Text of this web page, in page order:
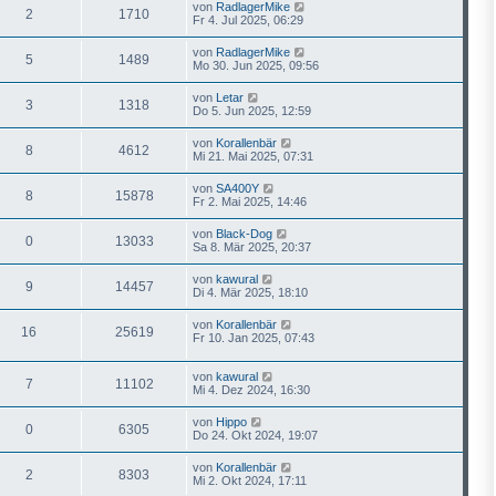
2 1710 von RadlagerMike
Fr 4. Jul 2025, 06:29
5 1489 von RadlagerMike
Mo 30. Jun 2025, 09:56
3 1318 von Letar
Do 5. Jun 2025, 12:59
8 4612 von Korallenbär
Mi 21. Mai 2025, 07:31
8 15878 von SA400Y
Fr 2. Mai 2025, 14:46
0 13033 von Black-Dog
Sa 8. Mär 2025, 20:37
9 14457 von kawural
Di 4. Mär 2025, 18:10
16 25619 von Korallenbär
Fr 10. Jan 2025, 07:43
7 11102 von kawural
Mi 4. Dez 2024, 16:30
0 6305 von Hippo
Do 24. Okt 2024, 19:07
2 8303 von Korallenbär
Mi 2. Okt 2024, 17:11